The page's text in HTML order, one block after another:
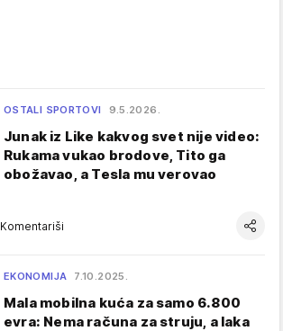
OSTALI SPORTOVI 9.5.2026.
Junak iz Like kakvog svet nije video:
Rukama vukao brodove, Tito ga
obožavao, a Tesla mu verovao
Komentariši
EKONOMIJA 7.10.2025.
Mala mobilna kuća za samo 6.800
evra: Nema računa za struju, a laka